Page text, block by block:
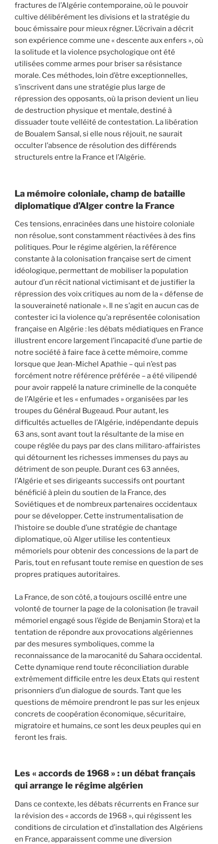
fractures de l’Algérie contemporaine, où le pouvoir
cultive délibérément les divisions et la stratégie du
bouc émissaire pour mieux régner. L’écrivain a décrit
son expérience comme une « descente aux enfers », où
la solitude et la violence psychologique ont été
utilisées comme armes pour briser sa résistance
morale. Ces méthodes, loin d’être exceptionnelles,
s’inscrivent dans une stratégie plus large de
répression des opposants, où la prison devient un lieu
de destruction physique et mentale, destiné à
dissuader toute velléité de contestation. La libération
de Boualem Sansal, si elle nous réjouit, ne saurait
occulter l’absence de résolution des différends
structurels entre la France et l’Algérie.
La mémoire coloniale, champ de bataille
diplomatique d’Alger contre la France
Ces tensions, enracinées dans une histoire coloniale
non résolue, sont constamment réactivées à des fins
politiques. Pour le régime algérien, la référence
constante à la colonisation française sert de ciment
idéologique, permettant de mobiliser la population
autour d’un récit national victimisant et de justifier la
répression des voix critiques au nom de la « défense de
la souveraineté nationale ». Il ne s’agit en aucun cas de
contester ici la violence qu’a représentée colonisation
française en Algérie : les débats médiatiques en France
illustrent encore largement l’incapacité d’une partie de
notre société à faire face à cette mémoire, comme
lorsque que Jean-Michel Apathie – qui n’est pas
forcément notre référence préférée – a été vilipendé
pour avoir rappelé la nature criminelle de la conquête
de l’Algérie et les « enfumades » organisées par les
troupes du Général Bugeaud. Pour autant, les
difficultés actuelles de l’Algérie, indépendante depuis
63 ans, sont avant tout la résultante de la mise en
coupe réglée du pays par des clans militaro-affairistes
qui détournent les richesses immenses du pays au
détriment de son peuple. Durant ces 63 années,
l’Algérie et ses dirigeants successifs ont pourtant
bénéficié à plein du soutien de la France, des
Soviétiques et de nombreux partenaires occidentaux
pour se développer. Cette instrumentalisation de
l’histoire se double d’une stratégie de chantage
diplomatique, où Alger utilise les contentieux
mémoriels pour obtenir des concessions de la part de
Paris, tout en refusant toute remise en question de ses
propres pratiques autoritaires.
La France, de son côté, a toujours oscillé entre une
volonté de tourner la page de la colonisation (le travail
mémoriel engagé sous l’égide de Benjamin Stora) et la
tentation de répondre aux provocations algériennes
par des mesures symboliques, comme la
reconnaissance de la marocanité du Sahara occidental.
Cette dynamique rend toute réconciliation durable
extrêmement difficile entre les deux Etats qui restent
prisonniers d’un dialogue de sourds. Tant que les
questions de mémoire prendront le pas sur les enjeux
concrets de coopération économique, sécuritaire,
migratoire et humains, ce sont les deux peuples qui en
feront les frais.
Les « accords de 1968 » : un débat français
qui arrange le régime algérien
Dans ce contexte, les débats récurrents en France sur
la révision des « accords de 1968 », qui régissent les
conditions de circulation et d’installation des Algériens
en France, apparaissent comme une diversion